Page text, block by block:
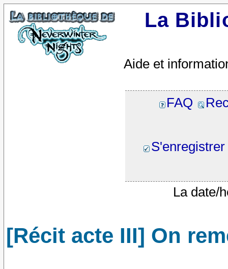
La
Aide et
FAQ
S'enregistrer
La date/
[Récit acte III] On